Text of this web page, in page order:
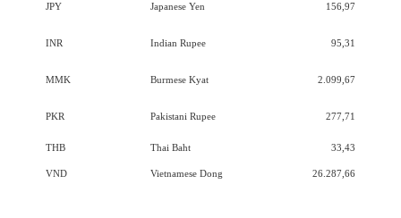
JPY Japanese Yen 156,97
INR Indian Rupee 95,31
MMK Burmese Kyat 2.099,67
PKR Pakistani Rupee 277,71
THB Thai Baht 33,43
VND Vietnamese Dong 26.287,66